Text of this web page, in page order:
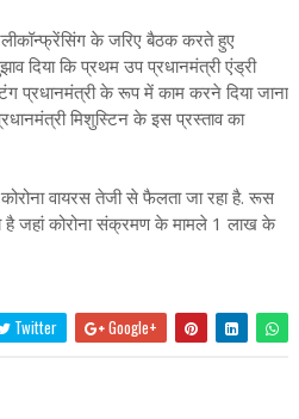
के जरिए बैठक करते हुए
दिया कि प्रथम उप प्रधानमंत्री एंड्री
प्रधानमंत्री के रूप में काम करने दिया जाना
मिशुस्टिन के इस प्रस्ताव का
तेजी से फैलता जा रहा है. रूस
है जहां कोरोना संक्रमण के मामले 1 लाख के
Twitter Google+